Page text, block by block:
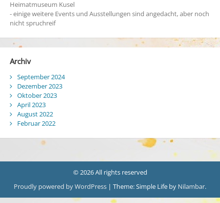
Heimatmuseum Kusel
- einige weitere Events und Ausstellungen sind angedacht, aber noch
nicht spruchreif
Archiv
September 2024
Dezember 2023
Oktober 2023
April 2023
August 2022
Februar 2022
© 2026 All rights reserved
Proudly powered by WordPress | Theme: Simple Life by Nilambar.